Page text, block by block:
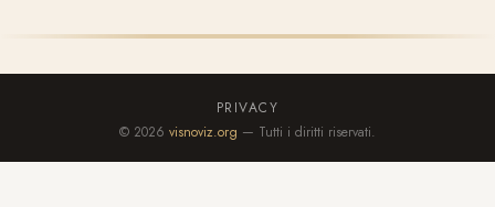
PRIVACY
© 2026 visnoviz.org — Tutti i diritti riservati.